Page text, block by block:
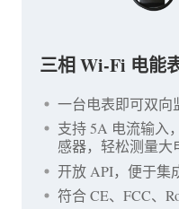
三相 Wi-Fi 电能
一台电表即可双向
支持 5A 电流输入
感器，轻松测量大
开放 API，便于集
符合 CE、FCC、